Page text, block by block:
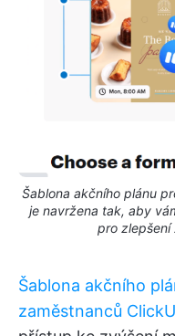
Šablona akčního plánu
je navržena tak, aby
pro zlepšení
Šablona akčního
zaměstnanců